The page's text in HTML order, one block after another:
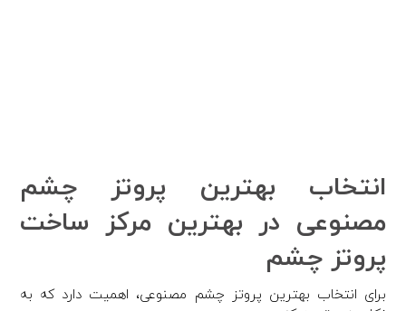
انتخاب بهترین پروتز چشم
مصنوعی در بهترین مرکز ساخت
پروتز چشم
برای انتخاب بهترین پروتز چشم مصنوعی، اهمیت دارد که به